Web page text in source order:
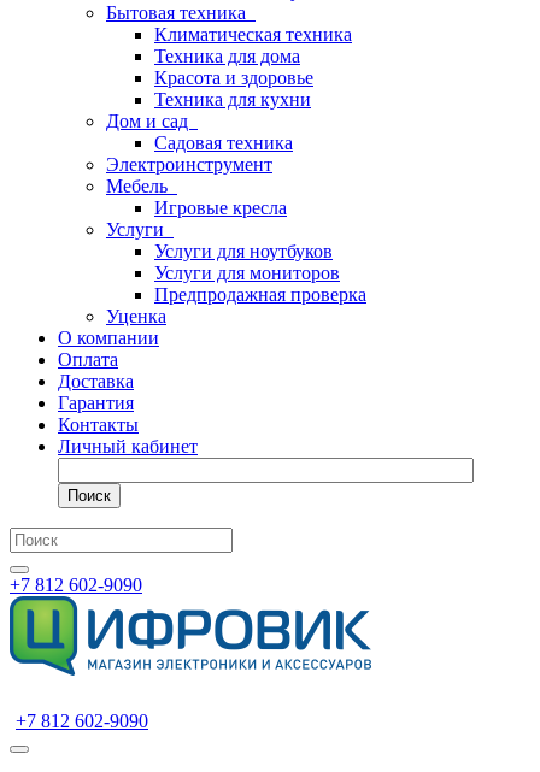
Бытовая техника
Климатическая техника
Техника для дома
Красота и здоровье
Техника для кухни
Дом и сад
Садовая техника
Электроинструмент
Мебель
Игровые кресла
Услуги
Услуги для ноутбуков
Услуги для мониторов
Предпродажная проверка
Уценка
О компании
Оплата
Доставка
Гарантия
Контакты
Личный кабинет
Поиск
+7 812 602-9090
+7 812 602-9090